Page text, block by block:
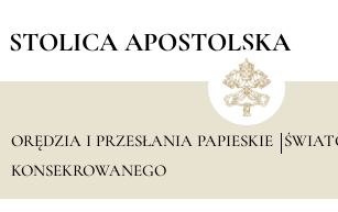
STOLICA APOSTOLSKA
ORĘDZIA I PRZESŁANIA PAPIESKIE
KONSEKROWANEGO